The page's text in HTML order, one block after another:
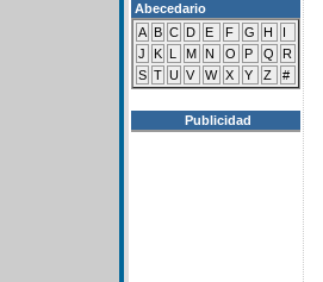
Abecedario
A B C D E F G H
I
J
K L M N O P Q
R
S T U V W X Y Z #
Publicidad